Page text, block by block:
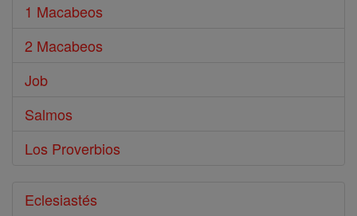
1 Macabeos
2 Macabeos
Job
Salmos
Los Proverbios
Eclesiastés